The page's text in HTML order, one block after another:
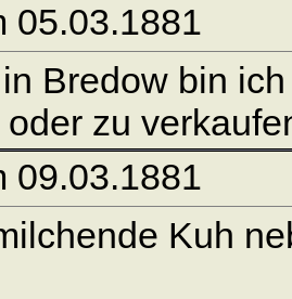
05.03.1881
Bredow bin
oder zu
09.03.1881
Kuh